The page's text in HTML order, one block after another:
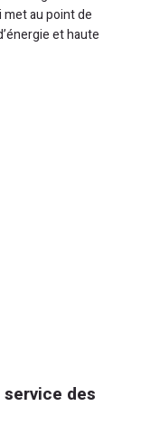
au point de
et haute
des